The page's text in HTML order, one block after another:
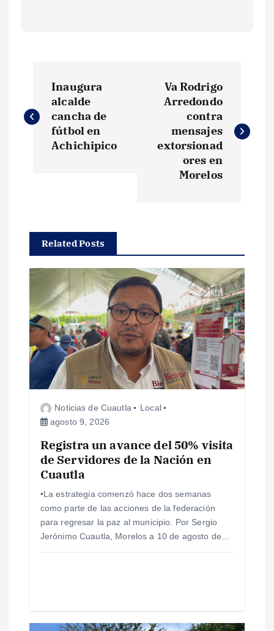
a
a
c
ó
n
d
a
Inaugura
alcalde
cancha de
fútbol en
Achichipico
Va Rodrigo
Arredondo
contra
mensajes
extorsionad
ores en
Morelos
Related Posts
Noticias de Cuautla
Local
agosto 9, 2026
Registra un avance del 50% visita
de Servidores de la Nación en
Cuautla
•La estrategia comenzó hace dos semanas
como parte de las acciones de la federación
para regresar la paz al municipio. Por Sergio
Jerónimo Cuautla, Morelos a 10 de agosto de…